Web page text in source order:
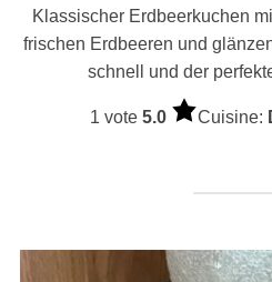
Klassischer Erdbeerkuchen
frischen Erdbeeren und
schnell und der
1 vote 5.0 Cuisine: